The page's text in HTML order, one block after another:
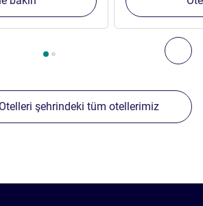
diğer tesislerimiz
diğer tesislerimiz 1 :, Yakınlardaki
şehrindeki tüm otellerimiz